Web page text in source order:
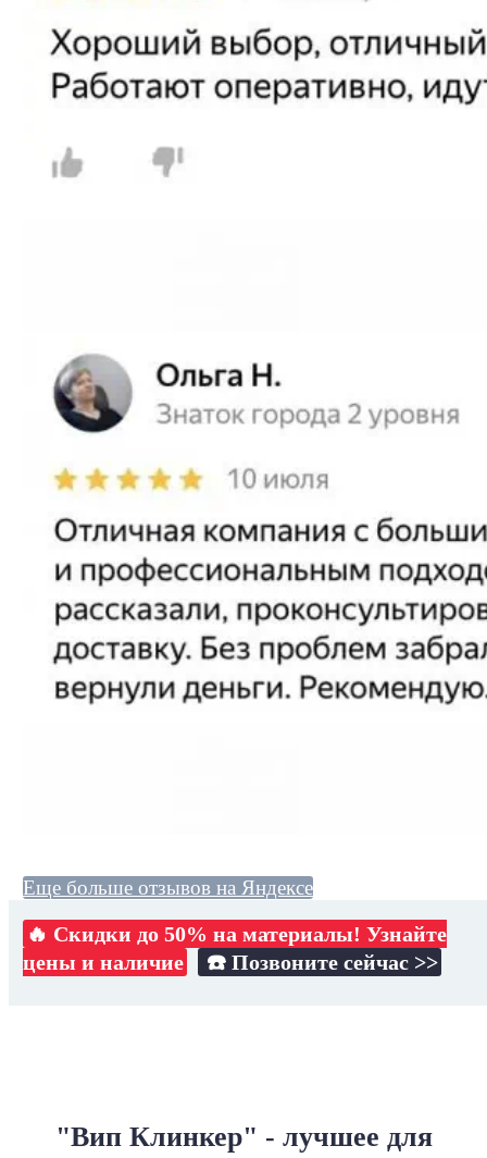
Еще больше отзывов на Яндексе
🔥 Скидки до 50% на материалы! Узнайте
цены и наличие
☎️ Позвоните сейчас >>
"Вип Клинкер" - лучшее для